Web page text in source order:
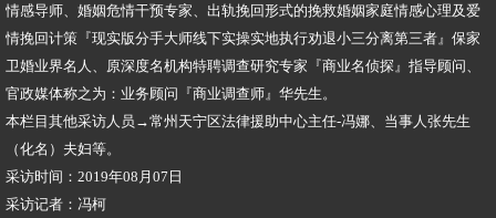
情感导师、婚姻危情干预专家、出轨挽回形式的挽救婚姻家庭情感心理及爱
情挽回计策『现实版分手大师线下实操实地执行劝退小三分离第三者』保家
卫婚业界名人、原深度名机构特聘调查研究专家『商业名侦探』指导顾问、
官政媒体称之为：业务顾问『商业调查师』华先生。
本栏目其他采访人员→常州天宁区法律援助中心主任-冯娜、当事人张先生
（化名）夫妇等。
采访时间：2019年08月07日
采访记者：冯柯